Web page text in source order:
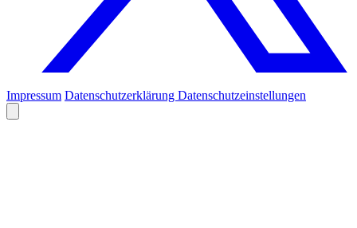
Impressum Datenschutzerklärung Datenschutzeinstellungen